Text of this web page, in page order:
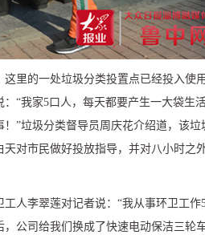
里的一处垃圾分类投置点已经投入使
：“我家5口人，每天都要产生一大袋生
”垃圾分类督导员周庆花介绍道，该
对市民做好投放指导，并对八小时之
工人李翠莲对记者说：“我从事环卫工作
公司给我们换成了快速电动保洁三轮